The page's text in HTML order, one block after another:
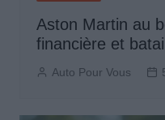
Aston Martin au
financière et
Auto Pour Vous